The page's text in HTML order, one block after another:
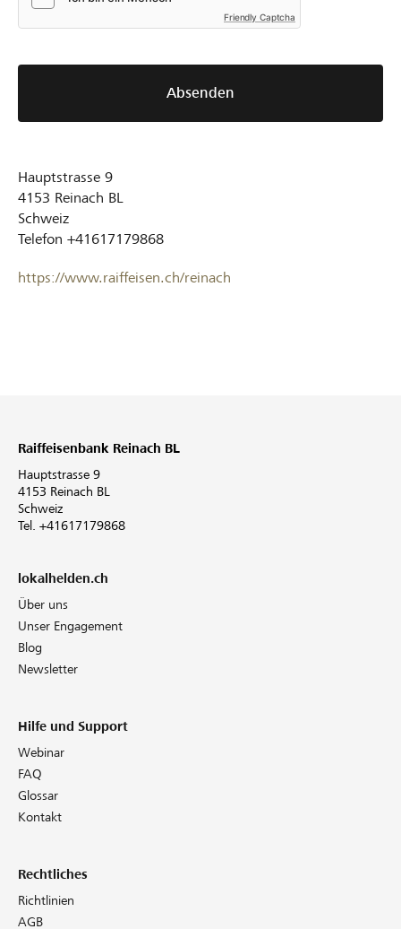
Friendly Captcha
Absenden
Hauptstrasse 9
4153 Reinach BL
Schweiz
Telefon +41617179868
https://www.raiffeisen.ch/reinach
Raiffeisenbank Reinach BL
Hauptstrasse 9
4153 Reinach BL
Schweiz
Tel. +41617179868
lokalhelden.ch
Über uns
Unser Engagement
Blog
Newsletter
Hilfe und Support
Webinar
FAQ
Glossar
Kontakt
Rechtliches
Richtlinien
AGB